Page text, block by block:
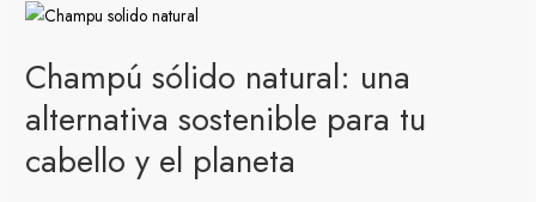
Champú sólido natural: una
alternativa sostenible para tu
cabello y el planeta
Champú
natural:
una
alternativa
sostenible